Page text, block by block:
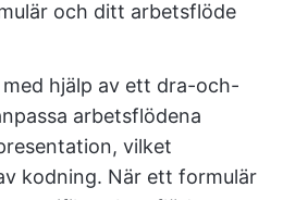
och ditt arbetsflöde
hjälp av ett dra-och-
arbetsflödena
vilket
kodning. När ett formulär